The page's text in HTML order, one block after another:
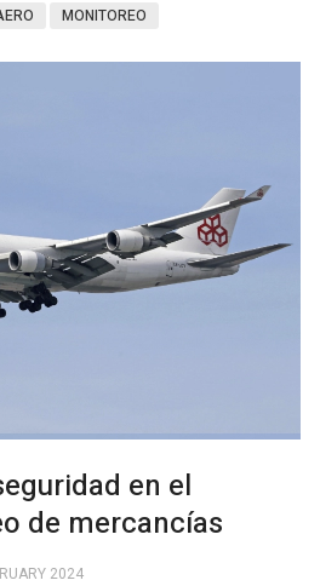
MONITOREO
en el
de mercancías
2024